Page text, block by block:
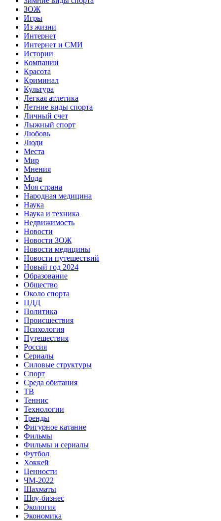
ЗОЖ
Игры
Из жизни
Интернет
Интернет и СМИ
Истории
Компании
Красота
Криминал
Культура
Легкая атлетика
Летние виды спорта
Личный счет
Лыжный спорт
Любовь
Люди
Места
Мир
Мнения
Мода
Моя страна
Народная медицина
Наука
Наука и техника
Недвижимость
Новости
Новости ЗОЖ
Новости медицины
Новости путешествий
Новый год 2024
Образование
Общество
Около спорта
ПДД
Политика
Происшествия
Психология
Путешествия
Россия
Сериалы
Силовые структуры
Спорт
Среда обитания
ТВ
Теннис
Технологии
Тренды
Фигурное катание
Фильмы
Фильмы и сериалы
Футбол
Хоккей
Ценности
ЧМ-2022
Шахматы
Шоу-бизнес
Экология
Экономика